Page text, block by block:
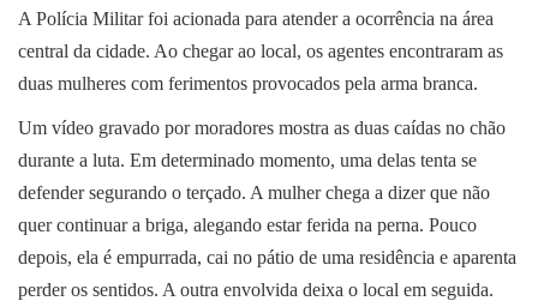
A Polícia Militar foi acionada para atender a ocorrência na área
central da cidade. Ao chegar ao local, os agentes encontraram as
duas mulheres com ferimentos provocados pela arma branca.
Um vídeo gravado por moradores mostra as duas caídas no chão
durante a luta. Em determinado momento, uma delas tenta se
defender segurando o terçado. A mulher chega a dizer que não
quer continuar a briga, alegando estar ferida na perna. Pouco
depois, ela é empurrada, cai no pátio de uma residência e aparenta
perder os sentidos. A outra envolvida deixa o local em seguida.